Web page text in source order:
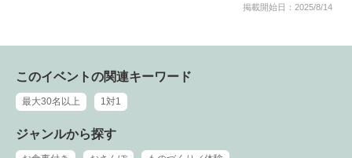
掲載開始日：2025/8/14
このイベントの関連キーワード
最大30名以上 1対1
ジャンルから探す